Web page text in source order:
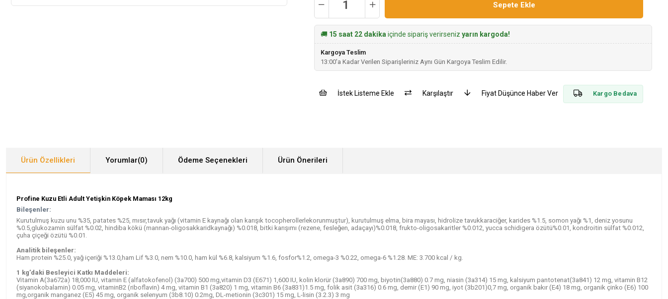
🚚 15 saat 22 dakika içinde sipariş verirseniz yarın kargoda!
Kargoya Teslim
13:00'a Kadar Verilen Siparişleriniz Aynı Gün Kargoya Teslim Edilir.
İstek Listeme Ekle Karşılaştır Fiyat Düşünce Haber Ver Kargo Bedava
Ürün Özellikleri Yorumlar(0) Ödeme Seçenekleri Ürün Önerileri
Profine Kuzu Etli Adult Yetişkin Köpek Maması 12kg
Bileşenler:
Kurutulmuş kuzu unu %35, patates %25, mısır,tavuk yağı (vitamin E kaynağı olan karışık tocopherollerlekorunmuştur), kurutulmuş elma, bira mayası, hidrolize tavukkaraciğer, karides %1.5, somon yağı %1, deniz yosunu
%0.5,glukozamin sülfat %0.02, hindiba kökü (mannan-oligosakkaridkaynağı) %0.018, bitki karışımı (rezene, fesleğen, adaçayı)%0.018, frukto-oligosakaritler %0.012, yucca schidigera özütü%0.01, kondroitin sülfat %0.012,
çuha çiçeği özütü %0.01.
Analitik bileşenler:
Ham protein %25.0, yağ içeriği %13.0,ham Lif %3.0, nem %10.0, ham kül %6.8, kalsiyum %1.6, fosfor%1.2, omega-3 %0.22, omega-6 %1.28. ME: 3.700 kcal / kg.
1 kg’daki Besleyici Katkı Maddeleri:
Vitamin A(3a672a) 18,000 IU, vitamin E (alfatokofenol) (3a700) 500 mg,vitamin D3 (E671) 1,600 IU, kolin klorür (3a890) 700 mg, biyotin(3a880) 0.7 mg, niasin (3a314) 15 mg, kalsiyum pantotenat(3a841) 12 mg, vitamin B12
(siyanokobalamin) 0.05 mg, vitaminB2 (riboflavin) 4 mg, vitamin B1 (3a820) 1 mg, vitamin B6 (3a831)1.5 mg, folik asit (3a316) 0.6 mg, demir (E1) 90 mg, iyot (3b201)0,7 mg, organik bakır (E4) 18 mg, organik çinko (E6) 100
mg,organik manganez (E5) 45 mg, organik selenyum (3b8.10) 0.2mg, DL-metionin (3c301) 15 mg, L-lisin (3.2.3) 3 mg